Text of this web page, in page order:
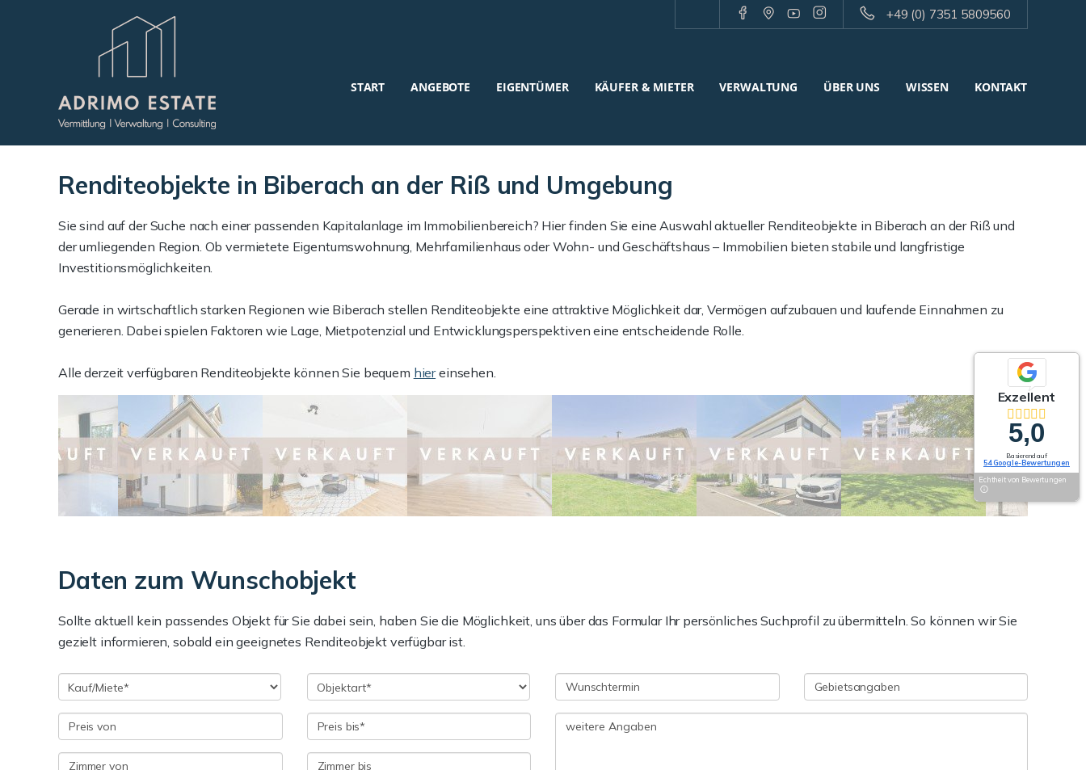
+49 (0) 7351 5809560
START ANGEBOTE EIGENTÜMER KÄUFER & MIETER VERWALTUNG ÜBER UNS WISSEN KONTAKT
Renditeobjekte in Biberach an der Riß und Umgebung
Sie sind auf der Suche nach einer passenden Kapitalanlage im Immobilienbereich? Hier finden Sie eine Auswahl aktueller Renditeobjekte in Biberach an der Riß und
der umliegenden Region. Ob vermietete Eigentumswohnung, Mehrfamilienhaus oder Wohn- und Geschäftshaus – Immobilien bieten stabile und langfristige
Investitionsmöglichkeiten.
Gerade in wirtschaftlich starken Regionen wie Biberach stellen Renditeobjekte eine attraktive Möglichkeit dar, Vermögen aufzubauen und laufende Einnahmen zu
generieren. Dabei spielen Faktoren wie Lage, Mietpotenzial und Entwicklungsperspektiven eine entscheidende Rolle.
Alle derzeit verfügbaren Renditeobjekte können Sie bequem hiereinsehen.
Daten zum Wunschobjekt
Sollte aktuell kein passendes Objekt für Sie dabei sein, haben Sie die Möglichkeit, uns über das Formular Ihr persönliches Suchprofil zu übermitteln. So können wir Sie
gezielt informieren, sobald ein geeignetes Renditeobjekt verfügbar ist.
Exzellent
5,0
Basierend auf
54 Google-Bewertungen
Echtheit von Bewertungen